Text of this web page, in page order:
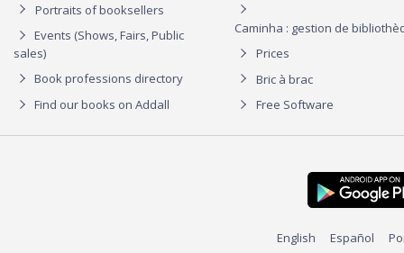
Portraits of booksellers
Events (Shows, Fairs, Public
sales)
Book professions directory
Find our books on Addall
Caminha : gestion de
Prices
Bric à brac
Free Software
English Español